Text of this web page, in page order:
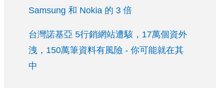
Samsung 和 Nokia 的 3 倍
台灣諾基亞 5行銷網站遭駭，17萬個資外
洩，150萬筆資料有風險 - 你可能就在其
中